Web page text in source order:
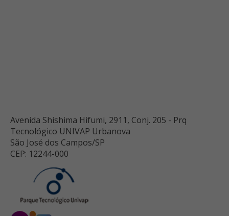
Avenida Shishima Hifumi, 2911, Conj. 205 - Prq
Tecnológico UNIVAP Urbanova
São José dos Campos/SP
CEP: 12244-000